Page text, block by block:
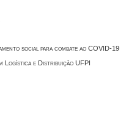
social para combate ao COVID-19
Logística e Distribuição UFPI